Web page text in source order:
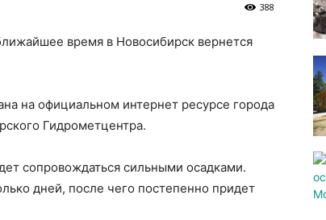
388
время в Новосибирск вернется
на официальном интернет ресурсе города
Гидрометцентра.
сопровождаться сильными осадками.
дней, после чего постепенно придет